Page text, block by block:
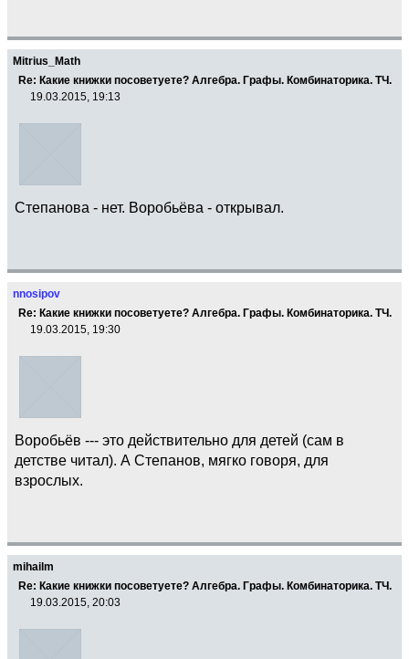
Mitrius_Math
Re: Какие книжки посоветуете? Алгебра. Графы. Комбинаторика. ТЧ.
19.03.2015, 19:13
Степанова - нет. Воробьёва - открывал.
nnosipov
Re: Какие книжки посоветуете? Алгебра. Графы. Комбинаторика. ТЧ.
19.03.2015, 19:30
Воробьёв --- это действительно для детей (сам в
детстве читал). А Степанов, мягко говоря, для
взрослых.
mihailm
Re: Какие книжки посоветуете? Алгебра. Графы. Комбинаторика. ТЧ.
19.03.2015, 20:03